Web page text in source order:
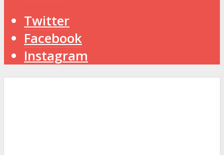
Twitter
Facebook
Instagram